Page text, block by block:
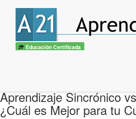
Educación Certificada
Aprendizaje Sincrónico
¿Cuál es Mejor para tu